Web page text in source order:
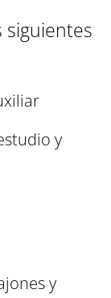
siguientes
y
y